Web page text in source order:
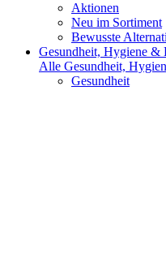
Aktionen
Neu im Sortiment
Bewusste
Gesundheit, Hygiene &
Alle Gesundheit,
Gesundheit